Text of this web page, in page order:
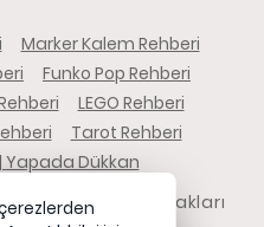
Marker Kalem Rehberi
Funko Pop Rehberi
LEGO Rehberi
Tarot Rehberi
Yapada Dükkan
- Tüm hakları